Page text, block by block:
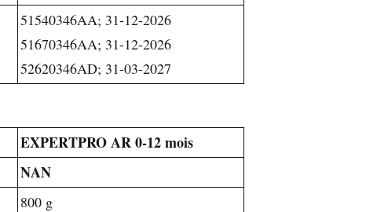
51540346AA; 31-12-2026
51670346AA; 31-12-2026
52620346AD; 31-03-2027
EXPERTPRO AR 0-12 mois
NAN
800 g